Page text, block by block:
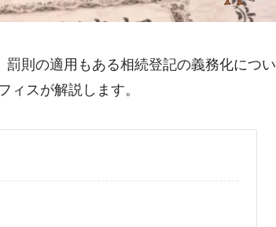
則の適用もある相続登記の義務化につい
スが解説します。